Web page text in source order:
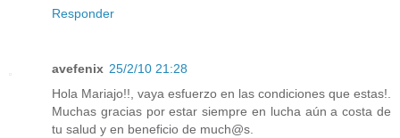
Responder
avefenix 25/2/10 21:28
Hola Mariajo!!, vaya esfuerzo en las condiciones que estas!.
Muchas gracias por estar siempre en lucha aún a costa de
tu salud y en beneficio de much@s.